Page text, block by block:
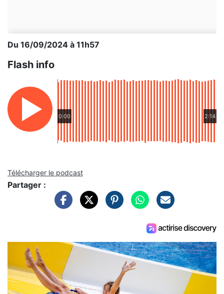
Du 16/09/2024 à 11h57
Flash info
0:00 2:14
Télécharger le podcast
Partager :